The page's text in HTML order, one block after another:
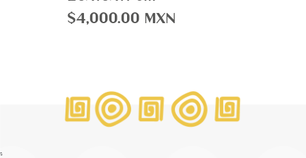
$4,000.00 MXN
s